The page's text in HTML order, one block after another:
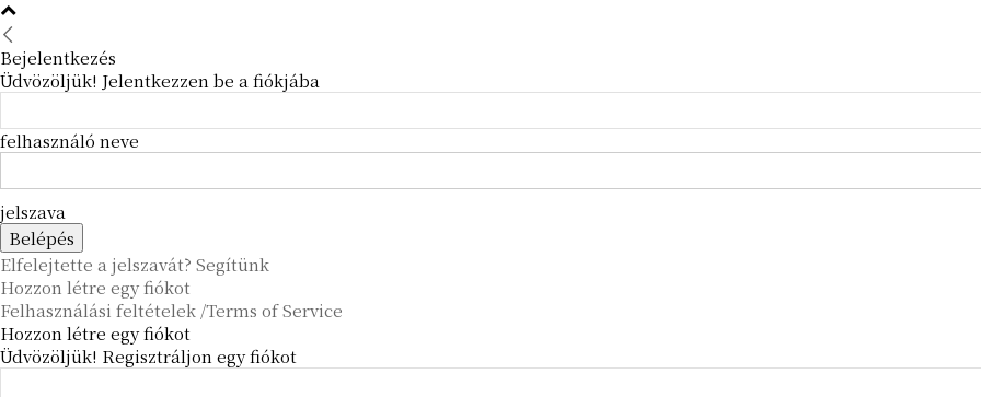
Bejelentkezés
Üdvözöljük! Jelentkezzen be a fiókjába
felhasználó neve
jelszava
Elfelejtette a jelszavát? Segítünk
Hozzon létre egy fiókot
Felhasználási feltételek /Terms of Service
Hozzon létre egy fiókot
Üdvözöljük! Regisztráljon egy fiókot